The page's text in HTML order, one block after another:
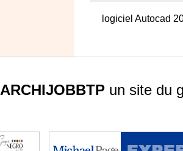
logiciel Autocad
ARCHIJOBBTPun site du